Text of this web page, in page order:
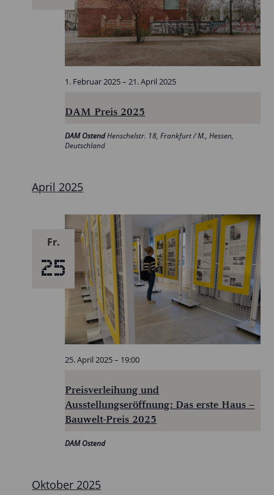
DAM Preis 2025
1. Februar 2025– 21. April 2025
DAM OstendHenschelstr. 18, Frankfurt / M., Hessen,
Deutschland
April 2025
Fr.
25
Preisverleihung und
Ausstellungseröffnung: Das erste Haus –
Bauwelt-Preis 2025
25. April 2025 – 19:00
DAM Ostend
Oktober 2025